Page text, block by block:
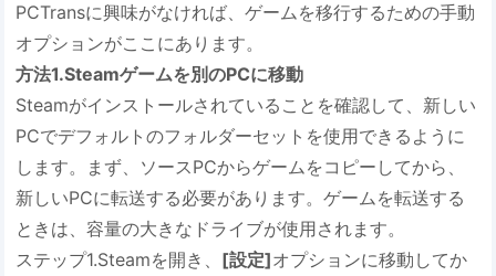
PCTransに興味がなければ、ゲームを移行するための手動
オプションがここにあります。
方法1.Steamゲームを別のPCに移動
Steamがインストールされていることを確認して、新しい
PCでデフォルトのフォルダーセットを使用できるように
します。まず、ソースPCからゲームをコピーしてから、
新しいPCに転送する必要があります。ゲームを転送する
ときは、容量の大きなドライブが使用されます。
ステップ1.Steamを開き、 [設定]オプションに移動してか